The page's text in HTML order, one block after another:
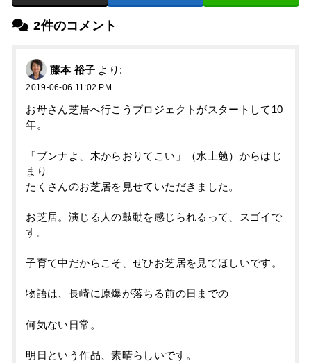
2件のコメント
藤本 裕子 より:
2019-06-06 11:02 PM
お母さん芝居へ行こうプロジェクトがスタートして10
年。
「ブンナよ、木からおりてこい」（水上勉）からはじ
まり
たくさんのお芝居を見せていただきました。
お芝居。演じる人の鼓動を感じられるって、スゴイで
す。
子育て中だからこそ、ぜひお芝居を見てほしいです。
物語は、長崎に原爆が落ちる前の日までの
何気ない日常。
明日という作品、素晴らしいです。